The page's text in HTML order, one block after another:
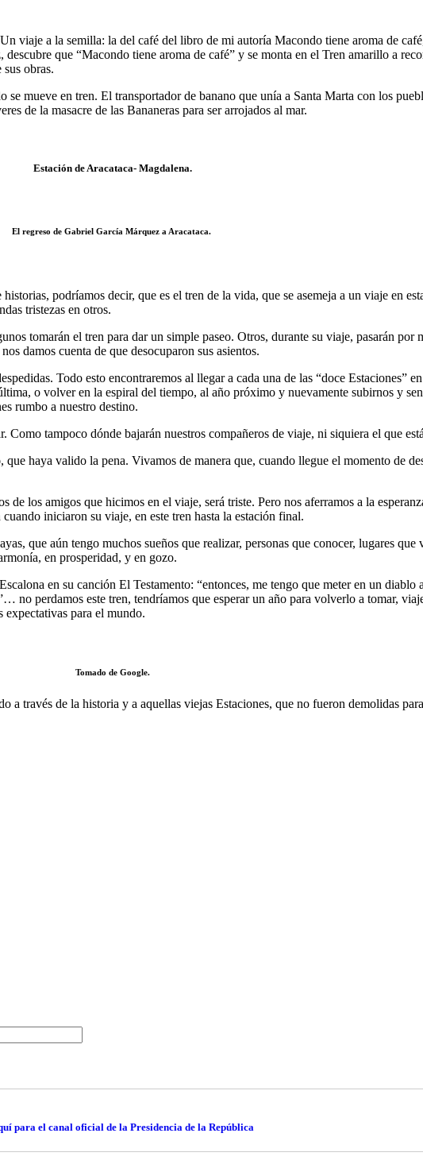
viaje a la semilla: la del café del libro de mi autoría Macondo tiene aroma de
que “Macondo tiene aroma de café” y se monta en el Tren amarillo a
obras.
mueve en tren. El transportador de banano que unía a Santa Marta con los
de la masacre de las Bananeras para ser arrojados al mar.
Estación de Aracataca- Magdalena.
El regreso de Gabriel García Márquez a Aracataca.
podríamos decir, que es el tren de la vida, que se asemeja a un viaje en
tristezas en otros.
tomarán el tren para dar un simple paseo. Otros, durante su viaje, pasarán
damos cuenta de que desocuparon sus asientos.
Todo esto encontraremos al llegar a cada una de las “doce Estaciones”
o volver en la espiral del tiempo, al año próximo y nuevamente subirnos y
rumbo a nuestro destino.
tampoco dónde bajarán nuestros compañeros de viaje, ni siquiera el que
haya valido la pena. Vivamos de manera que, cuando llegue el momento de
de los amigos que hicimos en el viaje, será triste. Pero nos aferramos a la
iniciaron su viaje, en este tren hasta la estación final.
que aún tengo muchos sueños que realizar, personas que conocer, lugares
en prosperidad, y en gozo.
en su canción El Testamento: “entonces, me tengo que meter en un
no perdamos este tren, tendríamos que esperar un año para volverlo a tomar,
expectativas para el mundo.
Tomado de Google.
a través de la historia y a aquellas viejas Estaciones, que no fueron demolidas
para el canal oficial de la Presidencia de la República